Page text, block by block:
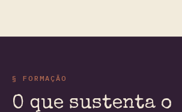
§ FORMAÇÃO
O que sustenta o